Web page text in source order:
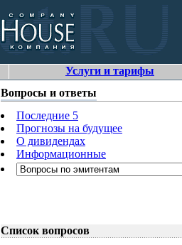
Услуги и тарифы
Вопросы и ответы
Последние 5
Прогнозы на будущее
О дивидендах
Информационные
Список вопросов